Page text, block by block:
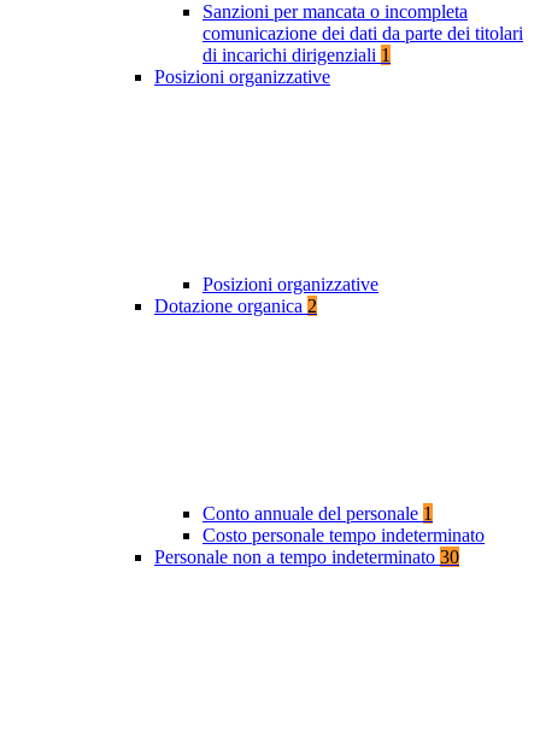
Sanzioni per mancata o incompleta
comunicazione dei dati da parte dei titolari
di incarichi dirigenziali 1
Posizioni organizzative
Posizioni organizzative
Dotazione organica 2
Conto annuale del personale 1
Costo personale tempo indeterminato
Personale non a tempo indeterminato 30